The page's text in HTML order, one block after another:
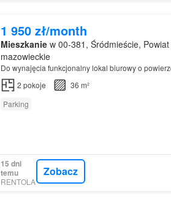
1 950 zł/month
Mieszkaniew 00-381, Śródmieście,
mazowieckie
Do wynajęcia funkcjonalny lokal biurowy o
2 pokoje
36 m²
Parking
15 dni
temu
RENTOLA
Zobacz